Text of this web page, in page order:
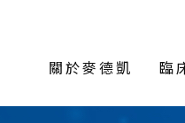
關於麥德凱 臨